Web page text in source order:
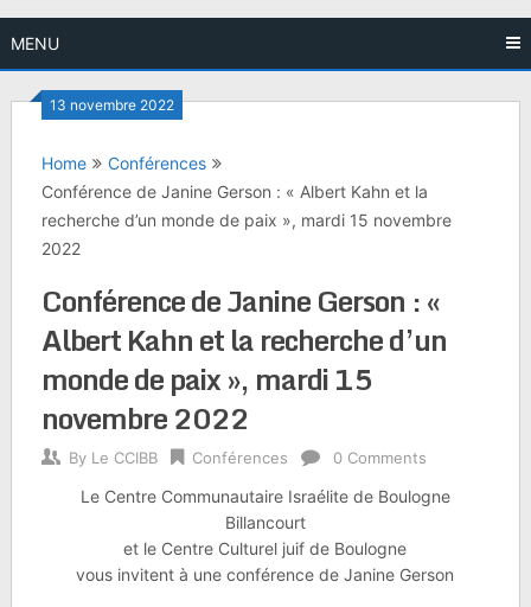
MENU
13 novembre 2022
Home
Conférences
Conférence de Janine Gerson : « Albert Kahn et la
recherche d’un monde de paix », mardi 15 novembre
2022
Conférence de Janine Gerson : «
Albert Kahn et la recherche d’un
monde de paix », mardi 15
novembre 2022
By Le CCIBB Conférences 0 Comments
Le Centre Communautaire Israélite de Boulogne
Billancourt
et le Centre Culturel juif de Boulogne
vous invitent à une conférence de Janine Gerson